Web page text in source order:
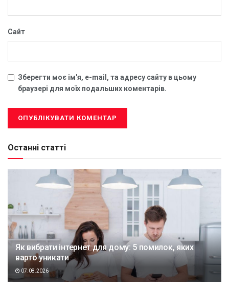
Сайт
Зберегти моє ім'я, e-mail, та адресу сайту в цьому
браузері для моїх подальших коментарів.
Останні статті
Як вибрати інтернет для дому: 5 помилок, яких
варто уникати
07.08.2026